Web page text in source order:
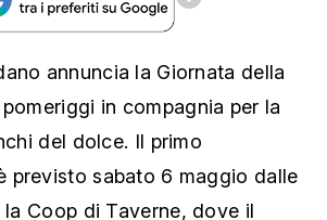
annuncia la Giornata della
in compagnia per la
del dolce. Il primo
previsto sabato 6 maggio dalle
la Coop di Taverne, dove il